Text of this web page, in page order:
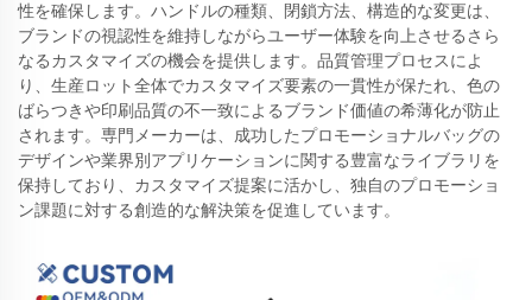
性を確保します。ハンドルの種類、閉鎖方法、構造的な変更は、
ブランドの視認性を維持しながらユーザー体験を向上させるさら
なるカスタマイズの機会を提供します。品質管理プロセスによ
り、生産ロット全体でカスタマイズ要素の一貫性が保たれ、色の
ばらつきや印刷品質の不一致によるブランド価値の希薄化が防止
されます。専門メーカーは、成功したプロモーショナルバッグの
デザインや業界別アプリケーションに関する豊富なライブラリを
保持しており、カスタマイズ提案に活かし、独自のプロモーショ
ン課題に対する創造的な解決策を促進しています。